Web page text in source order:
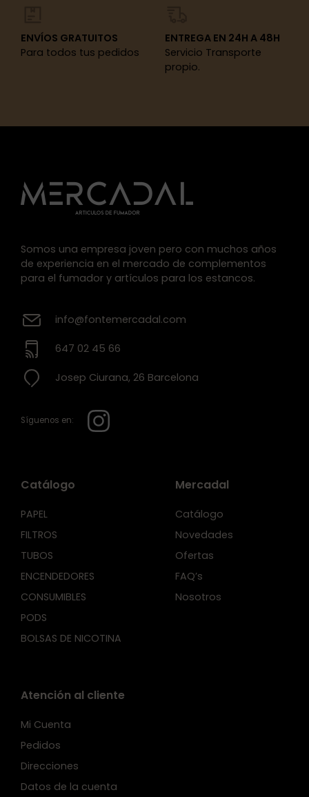
ENVÍOS GRATUITOS
Para todos tus pedidos
ENTREGA EN 24H A 48H
Servicio Transporte
propio.
Somos una empresa joven pero con muchos años
de experiencia en el mercado de complementos
para el fumador y artículos para los estancos.
info@fontemercadal.com
647 02 45 66
Josep Ciurana, 26 Barcelona
Síguenos en:
Catálogo
PAPEL
FILTROS
TUBOS
ENCENDEDORES
CONSUMIBLES
PODS
BOLSAS DE NICOTINA
Mercadal
Catálogo
Novedades
Ofertas
FAQ’s
Nosotros
Atención al cliente
Mi Cuenta
Pedidos
Direcciones
Datos de la cuenta